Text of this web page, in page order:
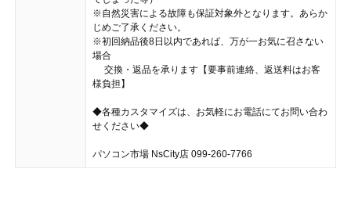
※自然災害による故障も保証対象外となります。あらか
じめご了承ください。
※初回納品後8日以内であれば、万が一お気に召さない
場合
交換・返品を承ります【要事前連絡、返送料はお客
様負担】
◆各種カスタマイズは、お気軽にお電話にてお問い合わ
せください◆
パソコン市場 NsCity店 099-260-7766